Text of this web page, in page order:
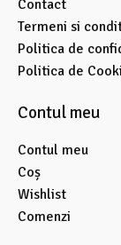
Contact
Termeni si
Politica de
Politica de
Contul meu
Contul meu
Coș
Wishlist
Comenzi